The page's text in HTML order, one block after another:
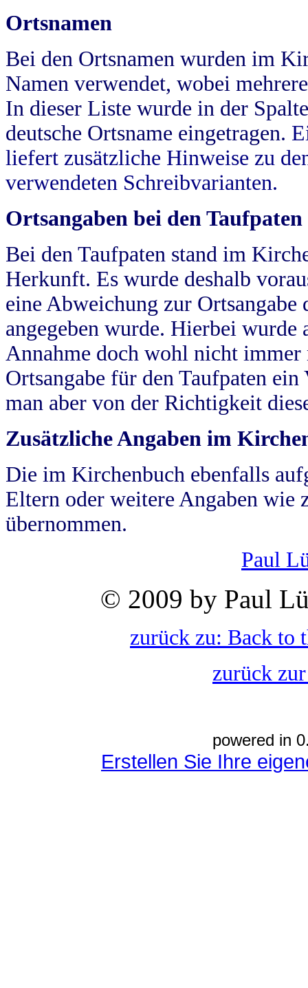
Ortsnamen
Bei den Ortsnamen wurden im
Namen verwendet, wobei
In dieser Liste wurde in der
deutsche Ortsname eingetragen.
liefert zusätzliche Hinweise zu
verwendeten Schreibvarianten.
Ortsangaben bei den Taufpaten
Bei den Taufpaten stand im
Herkunft. Es wurde deshalb
eine Abweichung zur
angegeben wurde. Hierbei wurde
Annahme doch wohl nicht
Ortsangabe für den Taufpaten
man aber von der Richtigkeit
Zusätzliche Angaben im
Die im Kirchenbuch ebenfalls
Eltern oder weitere Angaben wie
übernommen.
Paul
© 2009 by Paul
zurück zu: Back to
zurück
powered in
Erstellen Sie Ihre